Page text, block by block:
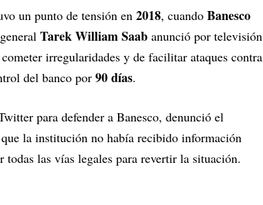
un punto de tensión en 2018, cuando Banesco
Tarek William Saab anunció por televisión
irregularidades y de facilitar ataques contra
del banco por 90 días.
para defender a Banesco, denunció el
la institución no había recibido información
las vías legales para revertir la situación.